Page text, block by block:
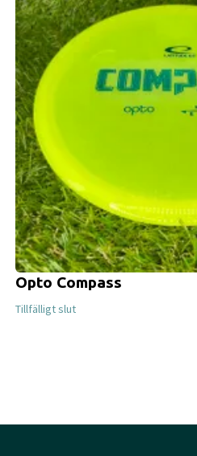
Opto Compass
Tillfälligt slut